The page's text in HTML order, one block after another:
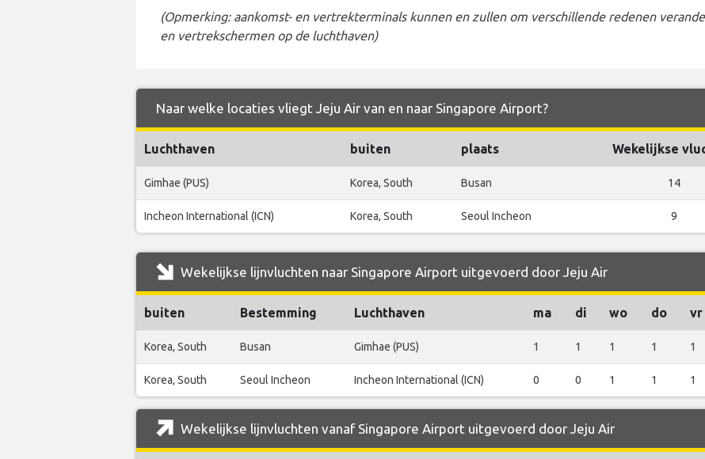
(Opmerking: aankomst- en vertrekterminals kunnen en zullen om verschillende redenen
en vertrekschermen op de luchthaven)
Naar welke locaties vliegt Jeju Air van en naar Singapore Airport?
Luchthaven buiten plaats Wekelijkse
Gimhae (PUS) Korea, South Busan 14
Incheon International (ICN) Korea, South Seoul Incheon 9
Wekelijkse lijnvluchten naar Singapore Airport uitgevoerd door Jeju Air
buiten Bestemming Luchthaven ma di wo do vr
Korea, South Busan Gimhae (PUS) 1 1 1 1 1
Korea, South Seoul Incheon Incheon International (ICN) 0 0 1 1 1
Wekelijkse lijnvluchten vanaf Singapore Airport uitgevoerd door Jeju Air